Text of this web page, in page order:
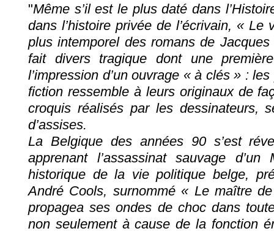
"Même s’il est le plus daté dans
dans l’histoire privée de l’écrivain, «
plus intemporel des romans de Jacques
fait divers tragique dont une
l’impression d’un ouvrage « à clés » :
fiction ressemble à leurs originaux de
croquis réalisés par les dessinateurs,
d’assises.
La Belgique des années 90 s’est
apprenant l’assassinat sauvage
historique de la vie politique belge,
André Cools, surnommé « Le maître
propagea ses ondes de choc dans
non seulement à cause de la fonction